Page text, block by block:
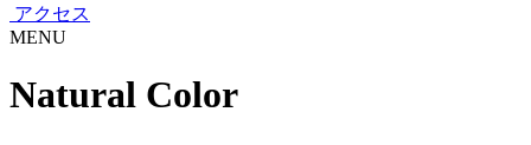
アクセス
MENU
Natural Color